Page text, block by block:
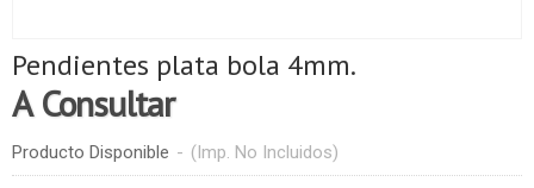
Pendientes plata bola 4mm.
A Consultar
Producto Disponible - (Imp. No Incluidos)